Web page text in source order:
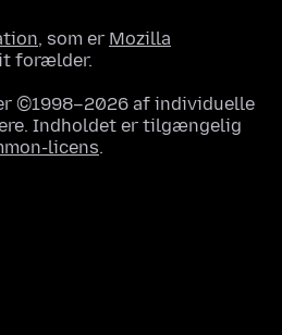
, som er Mozilla
forælder.
©1998–2026 af individuelle
Indholdet er tilgængelig
licens.